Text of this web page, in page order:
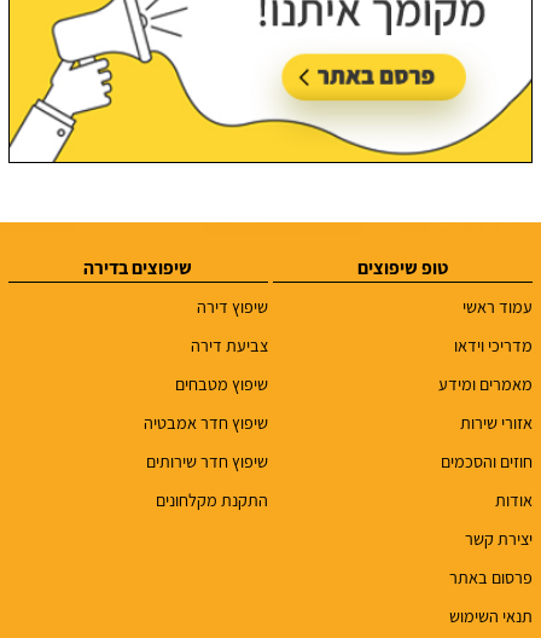
טופ שיפוצים
עמוד ראשי
מדריכי וידאו
מאמרים ומידע
אזורי שירות
חוזים והסכמים
אודות
יצירת קשר
פרסום באתר
תנאי השימוש
שיפוצים בדירה
שיפוץ דירה
צביעת דירה
שיפוץ מטבחים
שיפוץ חדר אמבטיה
שיפוץ חדר שירותים
התקנת מקלחונים